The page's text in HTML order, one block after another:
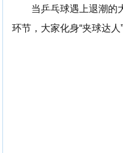
当乒乓球遇上退潮的
环节，大家化身“夹球达